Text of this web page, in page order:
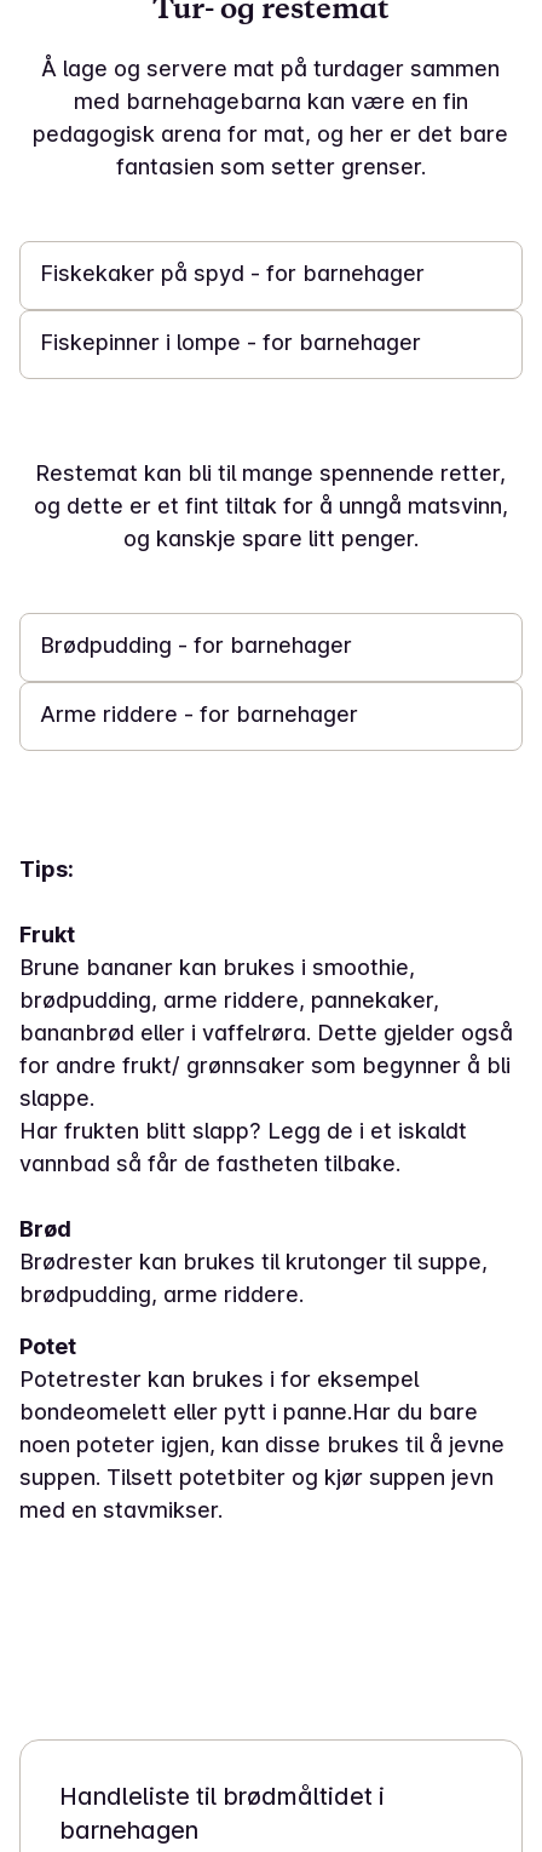
Tur- og restemat
Å lage og servere mat på turdager sammen
med barnehagebarna kan være en fin
pedagogisk arena for mat, og her er det bare
fantasien som setter grenser.
Fiskekaker på spyd - for barnehager
20 min
Fiskepinner i lompe - for barnehager
Restemat kan bli til mange spennende retter,
og dette er et fint tiltak for å unngå matsvinn,
og kanskje spare litt penger.
Brødpudding - for barnehager
30 min
Arme riddere - for barnehager
Tips:
Frukt
Brune bananer kan brukes i smoothie,
brødpudding, arme riddere, pannekaker,
bananbrød eller i vaffelrøra. Dette gjelder også
for andre frukt/ grønnsaker som begynner å bli
slappe.
Har frukten blitt slapp? Legg de i et iskaldt
vannbad så får de fastheten tilbake.
Brød
Brødrester kan brukes til krutonger til suppe,
brødpudding, arme riddere.
Potet
Potetrester kan brukes i for eksempel
bondeomelett eller pytt i panne.Har du bare
noen poteter igjen, kan disse brukes til å jevne
suppen. Tilsett potetbiter og kjør suppen jevn
med en stavmikser.
Handleliste til brødmåltidet i
barnehagen